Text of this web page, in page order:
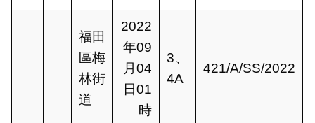
福田
區梅
林街
道
2022
年09
月04
日01
時
3、
4A
421/A/SS/2022